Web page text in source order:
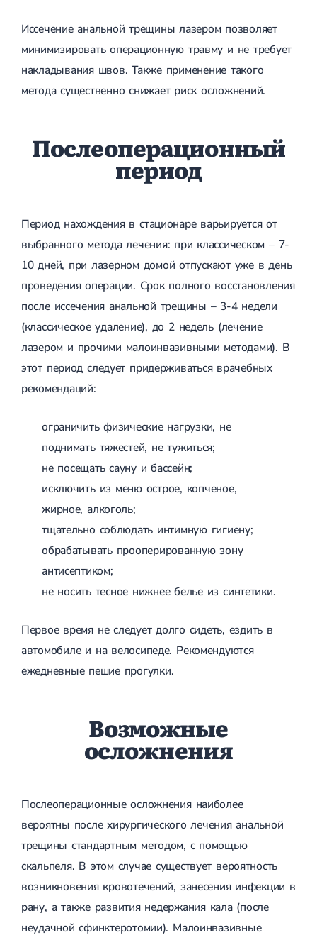
Иссечение анальной трещины лазером позволяет
минимизировать операционную травму и не требует
накладывания швов. Также применение такого
метода существенно снижает риск осложнений.
Послеоперационный
период
Период нахождения в стационаре варьируется от
выбранного метода лечения: при классическом – 7-
10 дней, при лазерном домой отпускают уже в день
проведения операции. Срок полного восстановления
после иссечения анальной трещины – 3-4 недели
(классическое удаление), до 2 недель (лечение
лазером и прочими малоинвазивными методами). В
этот период следует придерживаться врачебных
рекомендаций:
ограничить физические нагрузки, не
поднимать тяжестей, не тужиться;
не посещать сауну и бассейн;
исключить из меню острое, копченое,
жирное, алкоголь;
тщательно соблюдать интимную гигиену;
обрабатывать прооперированную зону
антисептиком;
не носить тесное нижнее белье из синтетики.
Первое время не следует долго сидеть, ездить в
автомобиле и на велосипеде. Рекомендуются
ежедневные пешие прогулки.
Возможные
осложнения
Послеоперационные осложнения наиболее
вероятны после хирургического лечения анальной
трещины стандартным методом, с помощью
скальпеля. В этом случае существует вероятность
возникновения кровотечений, занесения инфекции в
рану, а также развития недержания кала (после
неудачной сфинктеротомии). Малоинвазивные